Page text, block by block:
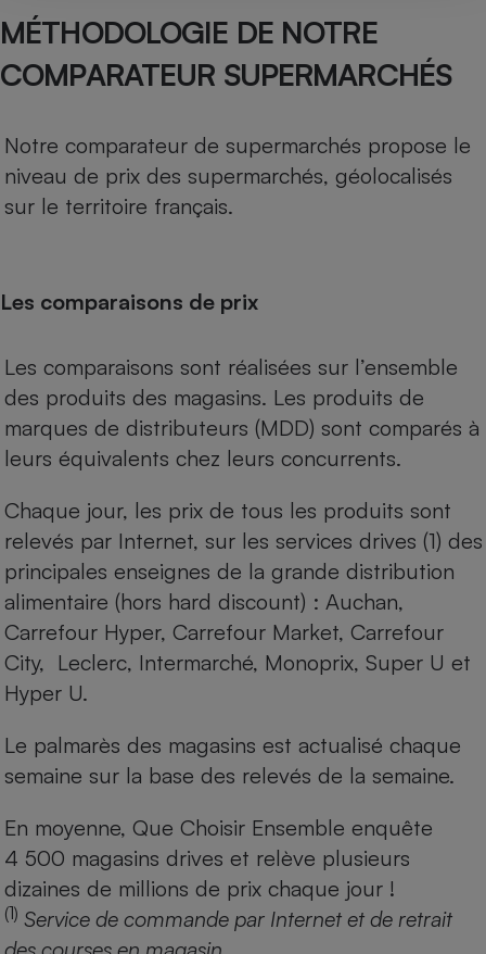
MÉTHODOLOGIE DE NOTRE
COMPARATEUR SUPERMARCHÉS
Notre comparateur de supermarchés propose le
niveau de prix des supermarchés, géolocalisés
sur le territoire français.
Les comparaisons de prix
Les comparaisons sont réalisées sur l’ensemble
des produits des magasins. Les produits de
marques de distributeurs (MDD) sont comparés à
leurs équivalents chez leurs concurrents.
Chaque jour, les prix de tous les produits sont
relevés par Internet, sur les services drives (1) des
principales enseignes de la grande distribution
alimentaire (hors hard discount) : Auchan,
Carrefour Hyper, Carrefour Market, Carrefour
City, Leclerc, Intermarché, Monoprix, Super U et
Hyper U.
Le palmarès des magasins est actualisé chaque
semaine sur la base des relevés de la semaine.
En moyenne, Que Choisir Ensemble enquête
4 500 magasins drives et relève plusieurs
dizaines de millions de prix chaque jour !
(1) Service de commande par Internet et de retrait